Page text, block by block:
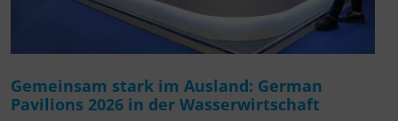
Gemeinsam stark im Ausland: German
Pavilions 2026 in der Wasserwirtschaft